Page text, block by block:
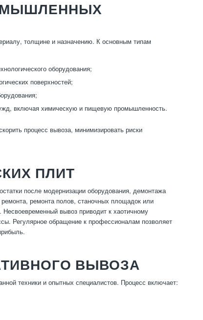
толщине и назначению. К основным типам
оборудования;
поверхностей;
включая химическую и пищевую промышленность.
процесс вывоза, минимизировать риски
ПЛИТ
после модернизации оборудования, демонтажа
ремонта полов, станочных площадок или
вывоз приводит к хаотичному
Регулярное обращение к профессионалам позволяет
ВЫВОЗА
техники и опытных специалистов. Процесс включает: